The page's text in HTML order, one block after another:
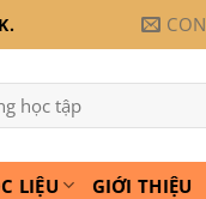
LIỆU GIỚI THIỆU